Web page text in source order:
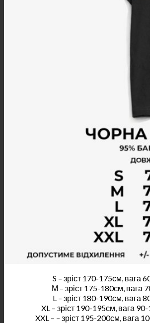
S – зріст 170-175см, вага
М – зріст 175-180см, вага
L – зріст 180-190см, вага
XL – зріст 190-195см, вага
XXL – – зріст 195-200см, вага